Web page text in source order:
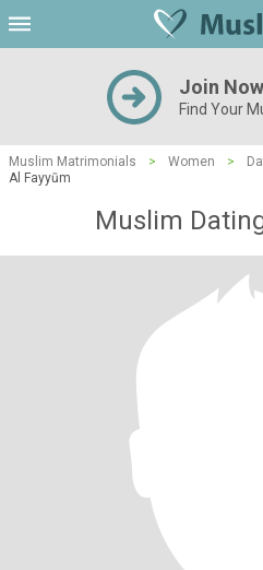
Join Now
Find Your
Muslim Matrimonials > Women >
Al Fayyūm
Muslim